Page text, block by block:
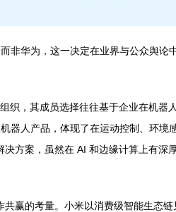
华为，这一决定在业界与公众舆论
织，其成员选择往往基于企业在机
人产品，体现了在运动控制、环
方案，虽然在 AI 和边缘计算上有
赢的考量。小米以消费级智能生态